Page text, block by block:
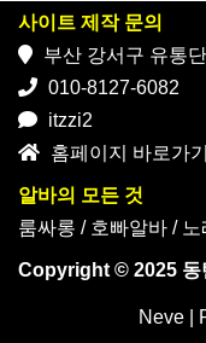
사이트 제작 문의
부산 강서구 유통
010-8127-6082
itzzi2
홈페이지 바로가기
알바의 모든 것
룸싸롱 / 호빠알바 /
Copyright © 2025 동
Neve |